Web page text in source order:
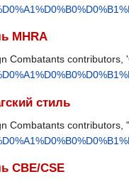
MHRA
Combatants contributors,
стиль
Combatants contributors,
CBE/CSE